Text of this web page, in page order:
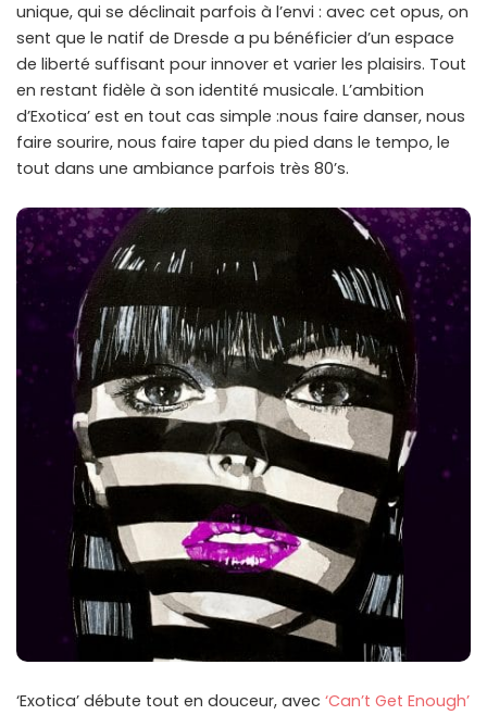
unique, qui se déclinait parfois à l’envi : avec cet opus, on
sent que le natif de Dresde a pu bénéficier d’un espace
de liberté suffisant pour innover et varier les plaisirs. Tout
en restant fidèle à son identité musicale. L’ambition
d’Exotica’ est en tout cas simple :nous faire danser, nous
faire sourire, nous faire taper du pied dans le tempo, le
tout dans une ambiance parfois très 80’s.
‘Exotica’ débute tout en douceur, avec ‘Can’t Get Enough’